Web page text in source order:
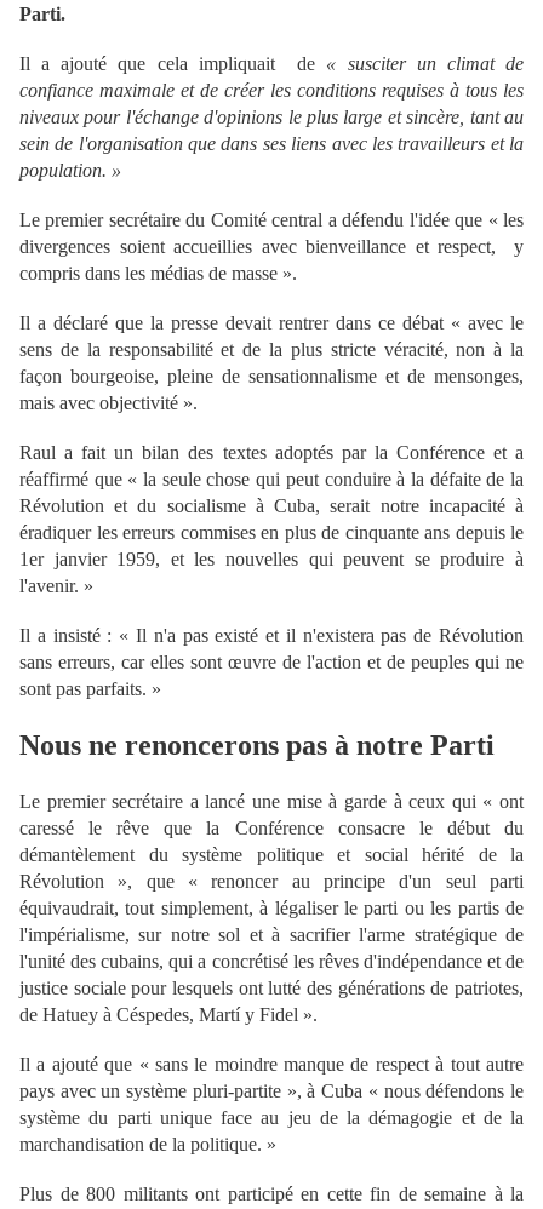
Parti.
Il a ajouté que cela impliquait de « susciter un climat de
confiance maximale et de créer les conditions requises à tous les
niveaux pour l'échange d'opinions le plus large et sincère, tant au
sein de l'organisation que dans ses liens avec les travailleurs et la
population. »
Le premier secrétaire du Comité central a défendu l'idée que « les
divergences soient accueillies avec bienveillance et respect, y
compris dans les médias de masse ».
Il a déclaré que la presse devait rentrer dans ce débat « avec le
sens de la responsabilité et de la plus stricte véracité, non à la
façon bourgeoise, pleine de sensationnalisme et de mensonges,
mais avec objectivité ».
Raul a fait un bilan des textes adoptés par la Conférence et a
réaffirmé que « la seule chose qui peut conduire à la défaite de la
Révolution et du socialisme à Cuba, serait notre incapacité à
éradiquer les erreurs commises en plus de cinquante ans depuis le
1er janvier 1959, et les nouvelles qui peuvent se produire à
l'avenir. »
Il a insisté : « Il n'a pas existé et il n'existera pas de Révolution
sans erreurs, car elles sont œuvre de l'action et de peuples qui ne
sont pas parfaits. »
Nous ne renoncerons pas à notre Parti
Le premier secrétaire a lancé une mise à garde à ceux qui « ont
caressé le rêve que la Conférence consacre le début du
démantèlement du système politique et social hérité de la
Révolution », que « renoncer au principe d'un seul parti
équivaudrait, tout simplement, à légaliser le parti ou les partis de
l'impérialisme, sur notre sol et à sacrifier l'arme stratégique de
l'unité des cubains, qui a concrétisé les rêves d'indépendance et de
justice sociale pour lesquels ont lutté des générations de patriotes,
de Hatuey à Céspedes, Martí y Fidel ».
Il a ajouté que « sans le moindre manque de respect à tout autre
pays avec un système pluri-partite », à Cuba « nous défendons le
système du parti unique face au jeu de la démagogie et de la
marchandisation de la politique. »
Plus de 800 militants ont participé en cette fin de semaine à la